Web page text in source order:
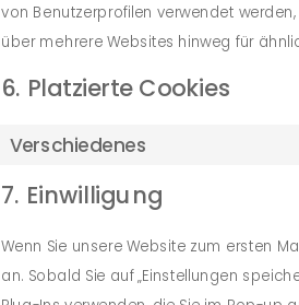
von Benutzerprofilen verwendet
über mehrere Websites hinweg für
6. Platzierte Cookies
Verschiedenes
7. Einwilligung
Wenn Sie unsere Website zum ersten
an. Sobald Sie auf „Einstellungen